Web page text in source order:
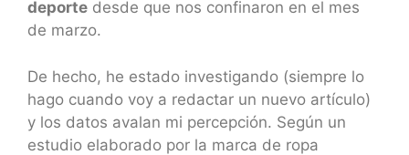
deporte desde que nos confinaron en el mes
de marzo.
De hecho, he estado investigando (siempre lo
hago cuando voy a redactar un nuevo artículo)
y los datos avalan mi percepción. Según un
estudio elaborado por la marca de ropa